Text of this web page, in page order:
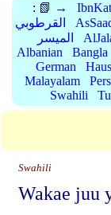
: 📗 →
القرطوبي
الميسر
Albanian
Bangla
German
Malayalam
Swahili
Swahili
Wakae juu